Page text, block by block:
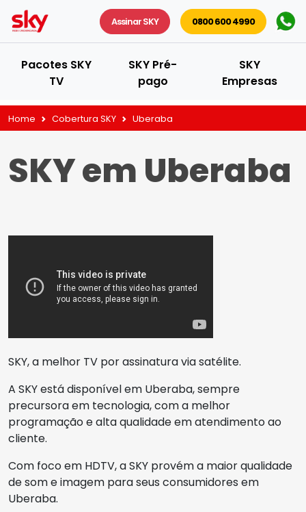
Assinar SKY 0800 600 4990
Pacotes SKY
TV
SKY Pré-
pago
SKY
Empresas
Home Cobertura SKY Uberaba
SKY em Uberaba
SKY, a melhor TV por assinatura via satélite.
A SKY está disponível em Uberaba, sempre
precursora em tecnologia, com a melhor
programação e alta qualidade em atendimento ao
cliente.
Com foco em HDTV, a SKY provém a maior qualidade
de som e imagem para seus consumidores em
Uberaba.